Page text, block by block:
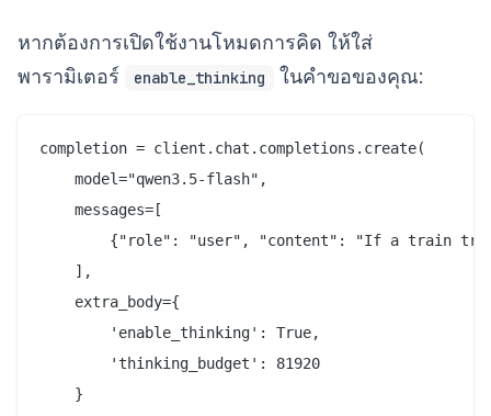
หากต้องการเปิดใช้งานโหมดการคิด ให้ใส่
พารามิเตอร์
enable_thinking ในคำขอของคุณ:
completion = client.chat.completions.create(
    model="qwen3.5-flash",
    messages=[
{"role": "user", "content": "If a train
    ],
    extra_body={
        'enable_thinking': True,
        'thinking_budget': 81920
    }